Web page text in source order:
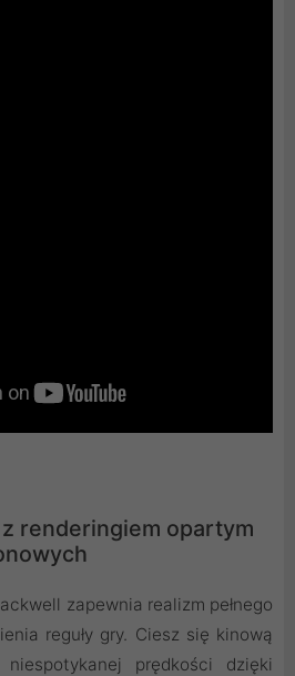
renderingiem opartym
zapewnia realizm pełnego
reguły gry. Ciesz się kinową
prędkości dzięki